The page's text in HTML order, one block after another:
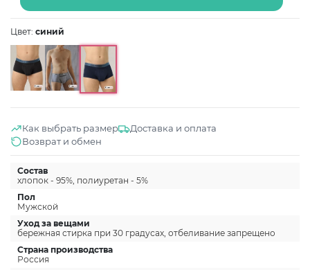
Цвет: синий
Как выбрать размер
Доставка и оплата
Возврат и обмен
Состав
хлопок - 95%, полиуретан - 5%
Пол
Мужской
Уход за вещами
бережная стирка при 30 градусах, отбеливание запрещено
Страна производства
Россия